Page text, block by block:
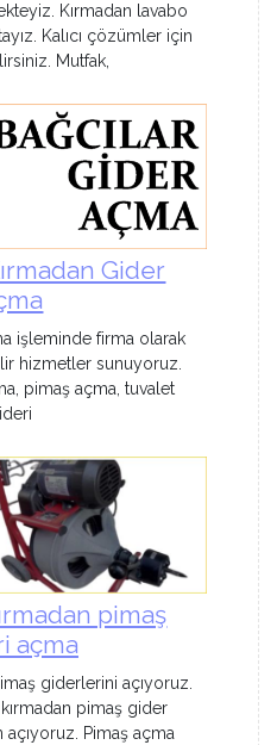
Kırmadan lavabo
Kalıcı çözümler için
Mutfak,
Gider
işleminde firma olarak
hizmetler sunuyoruz.
pimaş açma, tuvalet
pimaş
açma
giderlerini açıyoruz.
pimaş gider
açıyoruz. Pimaş açma